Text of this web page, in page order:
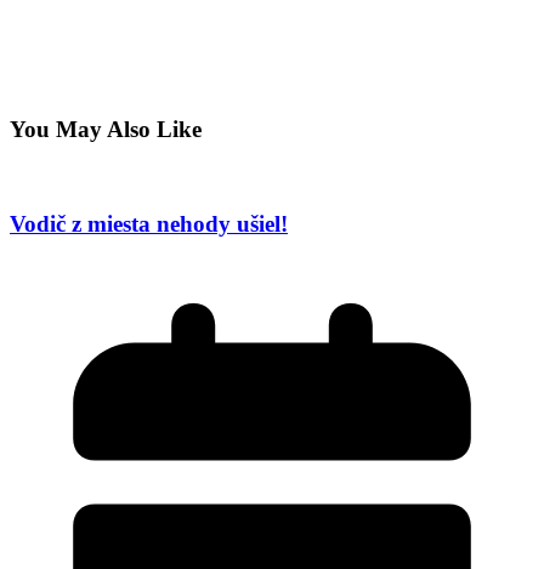
You May Also Like
Vodič z miesta nehody ušiel!